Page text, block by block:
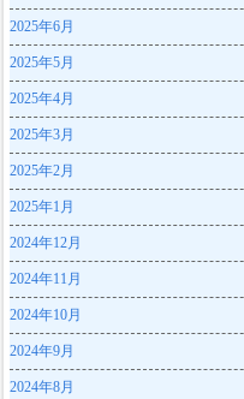
2025年6月
2025年5月
2025年4月
2025年3月
2025年2月
2025年1月
2024年12月
2024年11月
2024年10月
2024年9月
2024年8月